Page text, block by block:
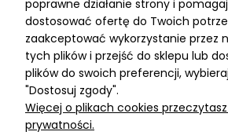
ADRES
MIMARI sp z o.o.
ul. Kurkowa 12
50-210 Wrocław
Dane rejestracyjne
NIP:8982325327
poprawne działanie strony i
dostosować ofertę do Twoich
zaakceptować wykorzystanie przez
tych plików i przejść do sklepu lub
plików do swoich preferencji,
"Dostosuj zgody".
Więcej o plikach cookies
prywatności.